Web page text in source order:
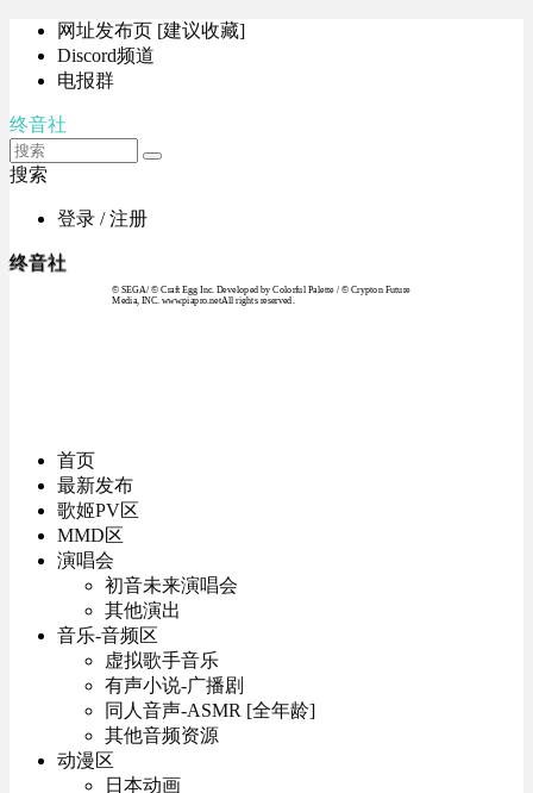
网址发布页 [建议收藏]
Discord频道
电报群
终音社
搜索
登录 / 注册
终音社
© SEGA / © Craft Egg Inc. Developed by Colorful Palette / © Crypton Future
Media, INC. www.piapro.netAll rights reserved.
首页
最新发布
歌姬PV区
MMD区
演唱会
初音未来演唱会
其他演出
音乐-音频区
虚拟歌手音乐
有声小说-广播剧
同人音声-ASMR [全年龄]
其他音频资源
动漫区
日本动画